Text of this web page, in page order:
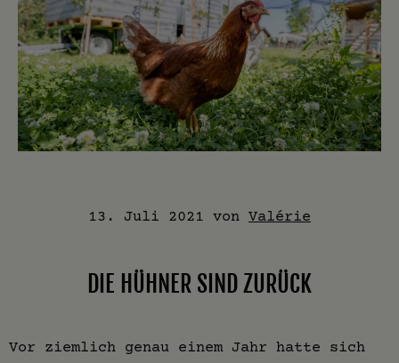
13. Juli 2021 von Valérie
DIE HÜHNER SIND ZURÜCK
Vor ziemlich genau einem Jahr hatte sich